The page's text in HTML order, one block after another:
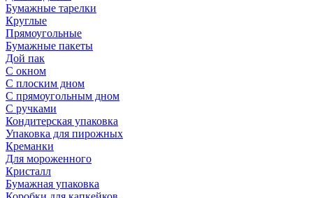
Бумажные тарелки
Круглые
Прямоугольные
Бумажные пакеты
Дой пак
С окном
С плоским дном
С прямоугольным дном
С ручками
Кондитерская упаковка
Упаковка для пирожных
Креманки
Для мороженного
Кристалл
Бумажная упаковка